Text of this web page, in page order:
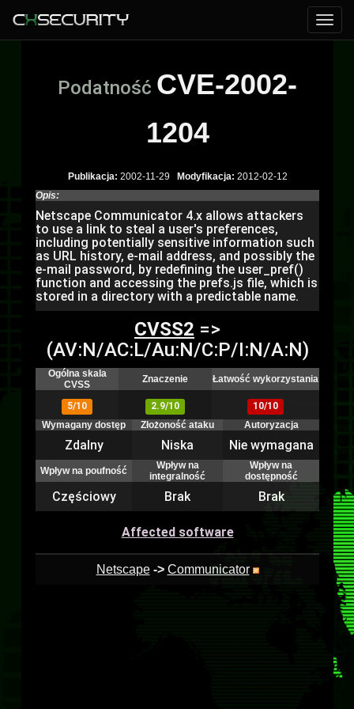
Podatność CVE-2002-
1204
Publikacja: 2002-11-29 Modyfikacja: 2012-02-12
Opis:
Netscape Communicator 4.x allows attackers
to use a link to steal a user's preferences,
including potentially sensitive information such
as URL history, e-mail address, and possibly the
e-mail password, by redefining the user_pref()
function and accessing the prefs.js file, which is
stored in a directory with a predictable name.
CVSS2 =>
(AV:N/AC:L/Au:N/C:P/I:N/A:N)
Ogólna skala
CVSS
Znaczenie Łatwość wykorzystania
5/10 2.9/10
10/10
Wymagany dostęp
Złożoność ataku Autoryzacja
Zdalny Niska Nie wymagana
Wpływ na poufność
Wpływ na
integralność
Wpływ na
dostępność
Częściowy Brak Brak
Affected software
Netscape -> Communicator